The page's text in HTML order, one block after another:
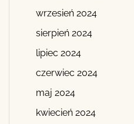
wrzesień 2024
sierpień 2024
lipiec 2024
czerwiec 2024
maj 2024
kwiecień 2024